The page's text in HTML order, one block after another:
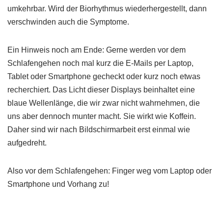
umkehrbar. Wird der Biorhythmus wiederhergestellt, dann
verschwinden auch die Symptome.
Ein Hinweis noch am Ende: Gerne werden vor dem
Schlafengehen noch mal kurz die E-Mails per Laptop,
Tablet oder Smartphone gecheckt oder kurz noch etwas
recherchiert. Das Licht dieser Displays beinhaltet eine
blaue Wellenlänge, die wir zwar nicht wahrnehmen, die
uns aber dennoch munter macht. Sie wirkt wie Koffein.
Daher sind wir nach Bildschirmarbeit erst einmal wie
aufgedreht.
Also vor dem Schlafengehen: Finger weg vom Laptop oder
Smartphone und Vorhang zu!